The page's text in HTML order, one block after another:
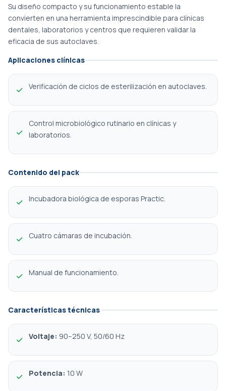
Su diseño compacto y su funcionamiento estable la
convierten en una herramienta imprescindible para clínicas
dentales, laboratorios y centros que requieren validar la
eficacia de sus autoclaves.
Aplicaciones clínicas
Verificación de ciclos de esterilización en autoclaves.
Control microbiológico rutinario en clínicas y
laboratorios.
Contenido del pack
Incubadora biológica de esporas Practic.
Cuatro cámaras de incubación.
Manual de funcionamiento.
Características técnicas
Voltaje: 90–250 V, 50/60 Hz
Potencia: 10 W